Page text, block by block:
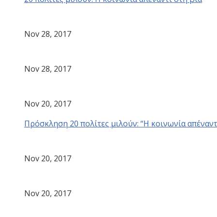
Nov 28, 2017
Nov 28, 2017
Nov 20, 2017
Πρόσκληση 20 πολίτες μιλούν: “Η κοινωνία
Nov 20, 2017
Nov 20, 2017